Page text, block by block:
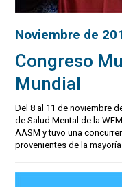
Noviembre de
Congreso
Mundial
Del 8 al 11 de noviembre
de Salud Mental de la
AASM y tuvo una
provenientes de la